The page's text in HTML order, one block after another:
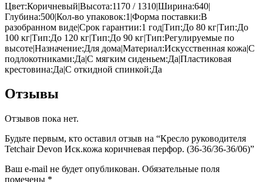
Цвет:Коричневый|Высота:1170 / 1310|Ширина:640|
Глубина:500|Кол-во упаковок:1|Форма поставки:В
разобранном виде|Срок гарантии:1 год|Тип:До 80 кг|Тип:До
100 кг|Тип:До 120 кг|Тип:До 90 кг|Тип:Регулируемые по
высоте|Назначение:Для дома|Материал:Искусственная кожа|С
подлокотниками:Да|С мягким сиденьем:Да|Пластиковая
крестовина:Да|С откидной спинкой:Да
Отзывы
Отзывов пока нет.
Будьте первым, кто оставил отзыв на “Кресло руководителя
Tetchair Devon Иск.кожа коричневая перфор. (36-36/36-36/06)”
Ваш e-mail не будет опубликован. Обязательные поля
помечены *